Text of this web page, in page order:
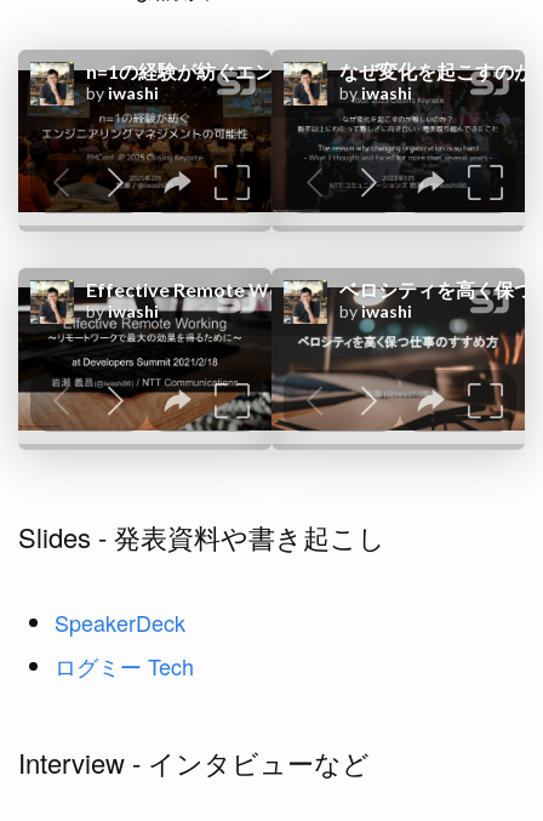
Slides - 発表資料や書き起こし
SpeakerDeck
ログミー Tech
Interview - インタビューなど